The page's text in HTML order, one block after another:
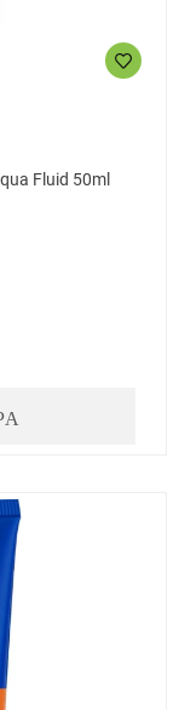
Fluid 50ml